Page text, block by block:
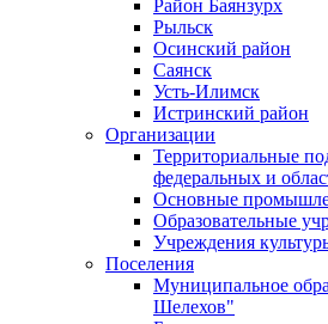
Район Баянзурх
Рыльск
Осинский район
Саянск
Усть-Илимск
Истринский район
Организации
Территориальные
федеральных и
Основные
Образовательные
Учреждения
Поселения
Муниципальное
Шелехов"